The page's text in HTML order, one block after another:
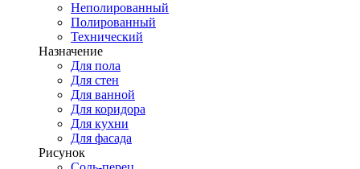
Неполированный
Полированный
Технический
Назначение
Для пола
Для стен
Для ванной
Для коридора
Для кухни
Для фасада
Рисунок